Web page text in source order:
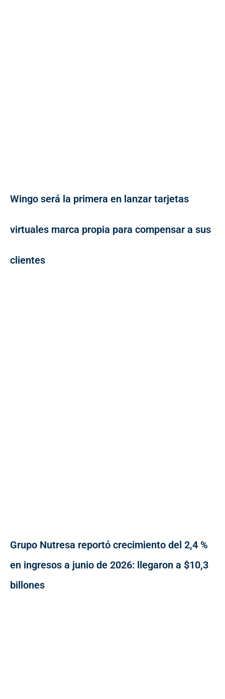
Wingo será la primera en lanzar tarjetas
virtuales marca propia para compensar a sus
clientes
Grupo Nutresa reportó crecimiento del 2,4 %
en ingresos a junio de 2026: llegaron a $10,3
billones